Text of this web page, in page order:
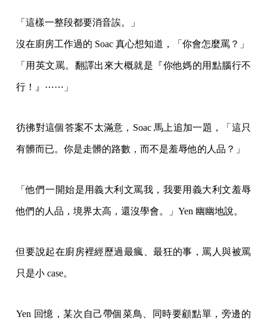
「這樣一整段都要消音誒。」
沒在廚房工作過的 Soac 真心想知道，「你會怎麼罵？」
「用英文罵。翻譯出來大概就是『你他媽的用點腦行不
行！』⋯⋯」
彷彿對這個答案不太滿意，Soac 馬上追加一題，「這只
有髒而已。你是走髒的路數，而不是羞辱他的人品？」
「他們一開始是用義大利文罵我，我要用義大利文羞辱
他們的人品，境界太高，還沒學會。」Yen 幽幽地說。
但要說起在廚房裡經歷過最瘋、最狂的事，罵人與被罵
只是小 case。
Yen 回憶，某次自己帶個菜鳥、同時要顧點單，旁邊的